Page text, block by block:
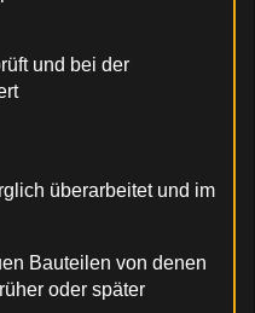
und bei der
überarbeitet und im
Bauteilen von denen
oder später